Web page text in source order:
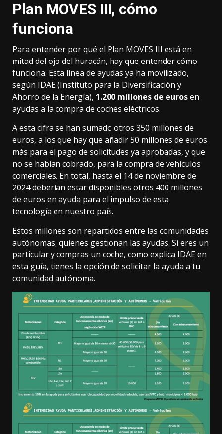
Plan MOVES III, cómo
funciona
Para entender por qué el Plan MOVES III está en
mitad del ojo del huracán, hay que entender cómo
funciona. Esta línea de ayudas ya ha movilizado,
según IDAE(Instituto para la Diversificación y
Ahorro de la Energía), 1.200 millones de eurosen
ayudas a la compra de coches eléctricos.
A esta cifra se han sumado otros 350 millones de
euros, a los que hay que añadir 50 millones de euros
más para el pago de solicitudes ya aprobadas, y que
no se habían cobrado, para la compra de vehículos
comerciales. En total, hasta el 14 de noviembre de
2024 deberían estar disponibles otros 400 millones
de euros en ayuda para el impulso de esta
tecnología en nuestro país.
Estos millones son repartidos entre las comunidades
autónomas, quienes gestionan las ayudas. Si eres un
particular y compras un coche, como explica IDAE en
esta guía, tienes la opción de solicitar la ayuda a tu
comunidad autónoma.